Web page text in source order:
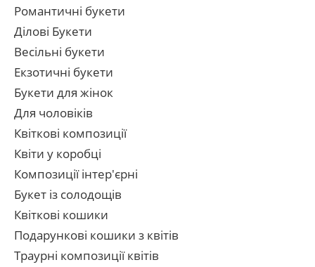
Романтичні букети
Ділові Букети
Весільні букети
Екзотичні букети
Букети для жінок
Для чоловіків
Квіткові композиції
Квіти у коробці
Композиції інтер'єрні
Букет із солодощів
Квіткові кошики
Подарункові кошики з квітів
Траурні композиції квітів